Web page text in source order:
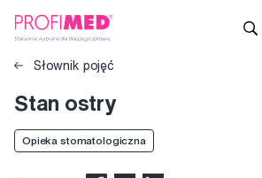
Słownik pojęć
Stan ostry
Opieka stomatologiczna